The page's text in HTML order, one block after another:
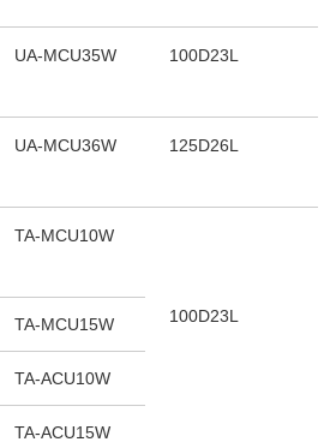
UA-MCU35W 100D23L
UA-MCU36W 125D26L
TA-MCU10W
100D23L
TA-MCU15W
TA-ACU10W
TA-ACU15W